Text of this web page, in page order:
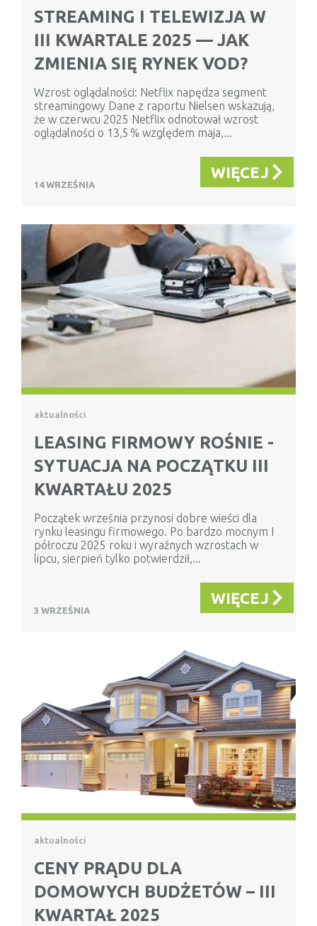
STREAMING I TELEWIZJA W
III KWARTALE 2025 — JAK
ZMIENIA SIĘ RYNEK VOD?
Wzrost oglądalności: Netflix napędza segment
streamingowy Dane z raportu Nielsen wskazują,
że w czerwcu 2025 Netflix odnotował wzrost
oglądalności o 13,5 % względem maja,...
14 WRZEŚNIA
WIĘCEJ
aktualności
LEASING FIRMOWY ROŚNIE -
SYTUACJA NA POCZĄTKU III
KWARTAŁU 2025
Początek września przynosi dobre wieści dla
rynku leasingu firmowego. Po bardzo mocnym I
półroczu 2025 roku i wyraźnych wzrostach w
lipcu, sierpień tylko potwierdził,...
3 WRZEŚNIA
WIĘCEJ
aktualności
CENY PRĄDU DLA
DOMOWYCH BUDŻETÓW – III
KWARTAŁ 2025